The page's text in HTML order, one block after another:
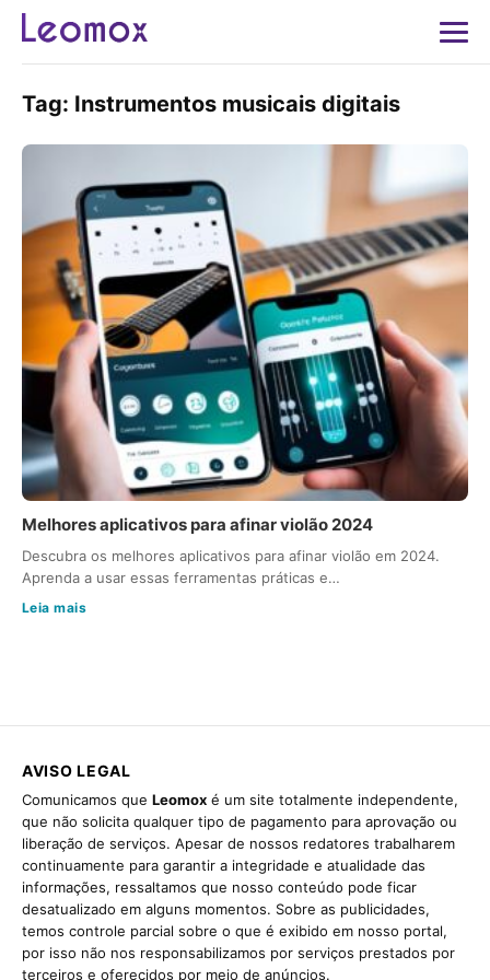
Tag: Instrumentos musicais digitais
Melhores aplicativos para afinar violão 2024
Descubra os melhores aplicativos para afinar violão em 2024.
Aprenda a usar essas ferramentas práticas e…
Leia mais
AVISO LEGAL
Comunicamos que Leomox é um site totalmente independente,
que não solicita qualquer tipo de pagamento para aprovação ou
liberação de serviços. Apesar de nossos redatores trabalharem
continuamente para garantir a integridade e atualidade das
informações, ressaltamos que nosso conteúdo pode ficar
desatualizado em alguns momentos. Sobre as publicidades,
temos controle parcial sobre o que é exibido em nosso portal,
por isso não nos responsabilizamos por serviços prestados por
terceiros e oferecidos por meio de anúncios.